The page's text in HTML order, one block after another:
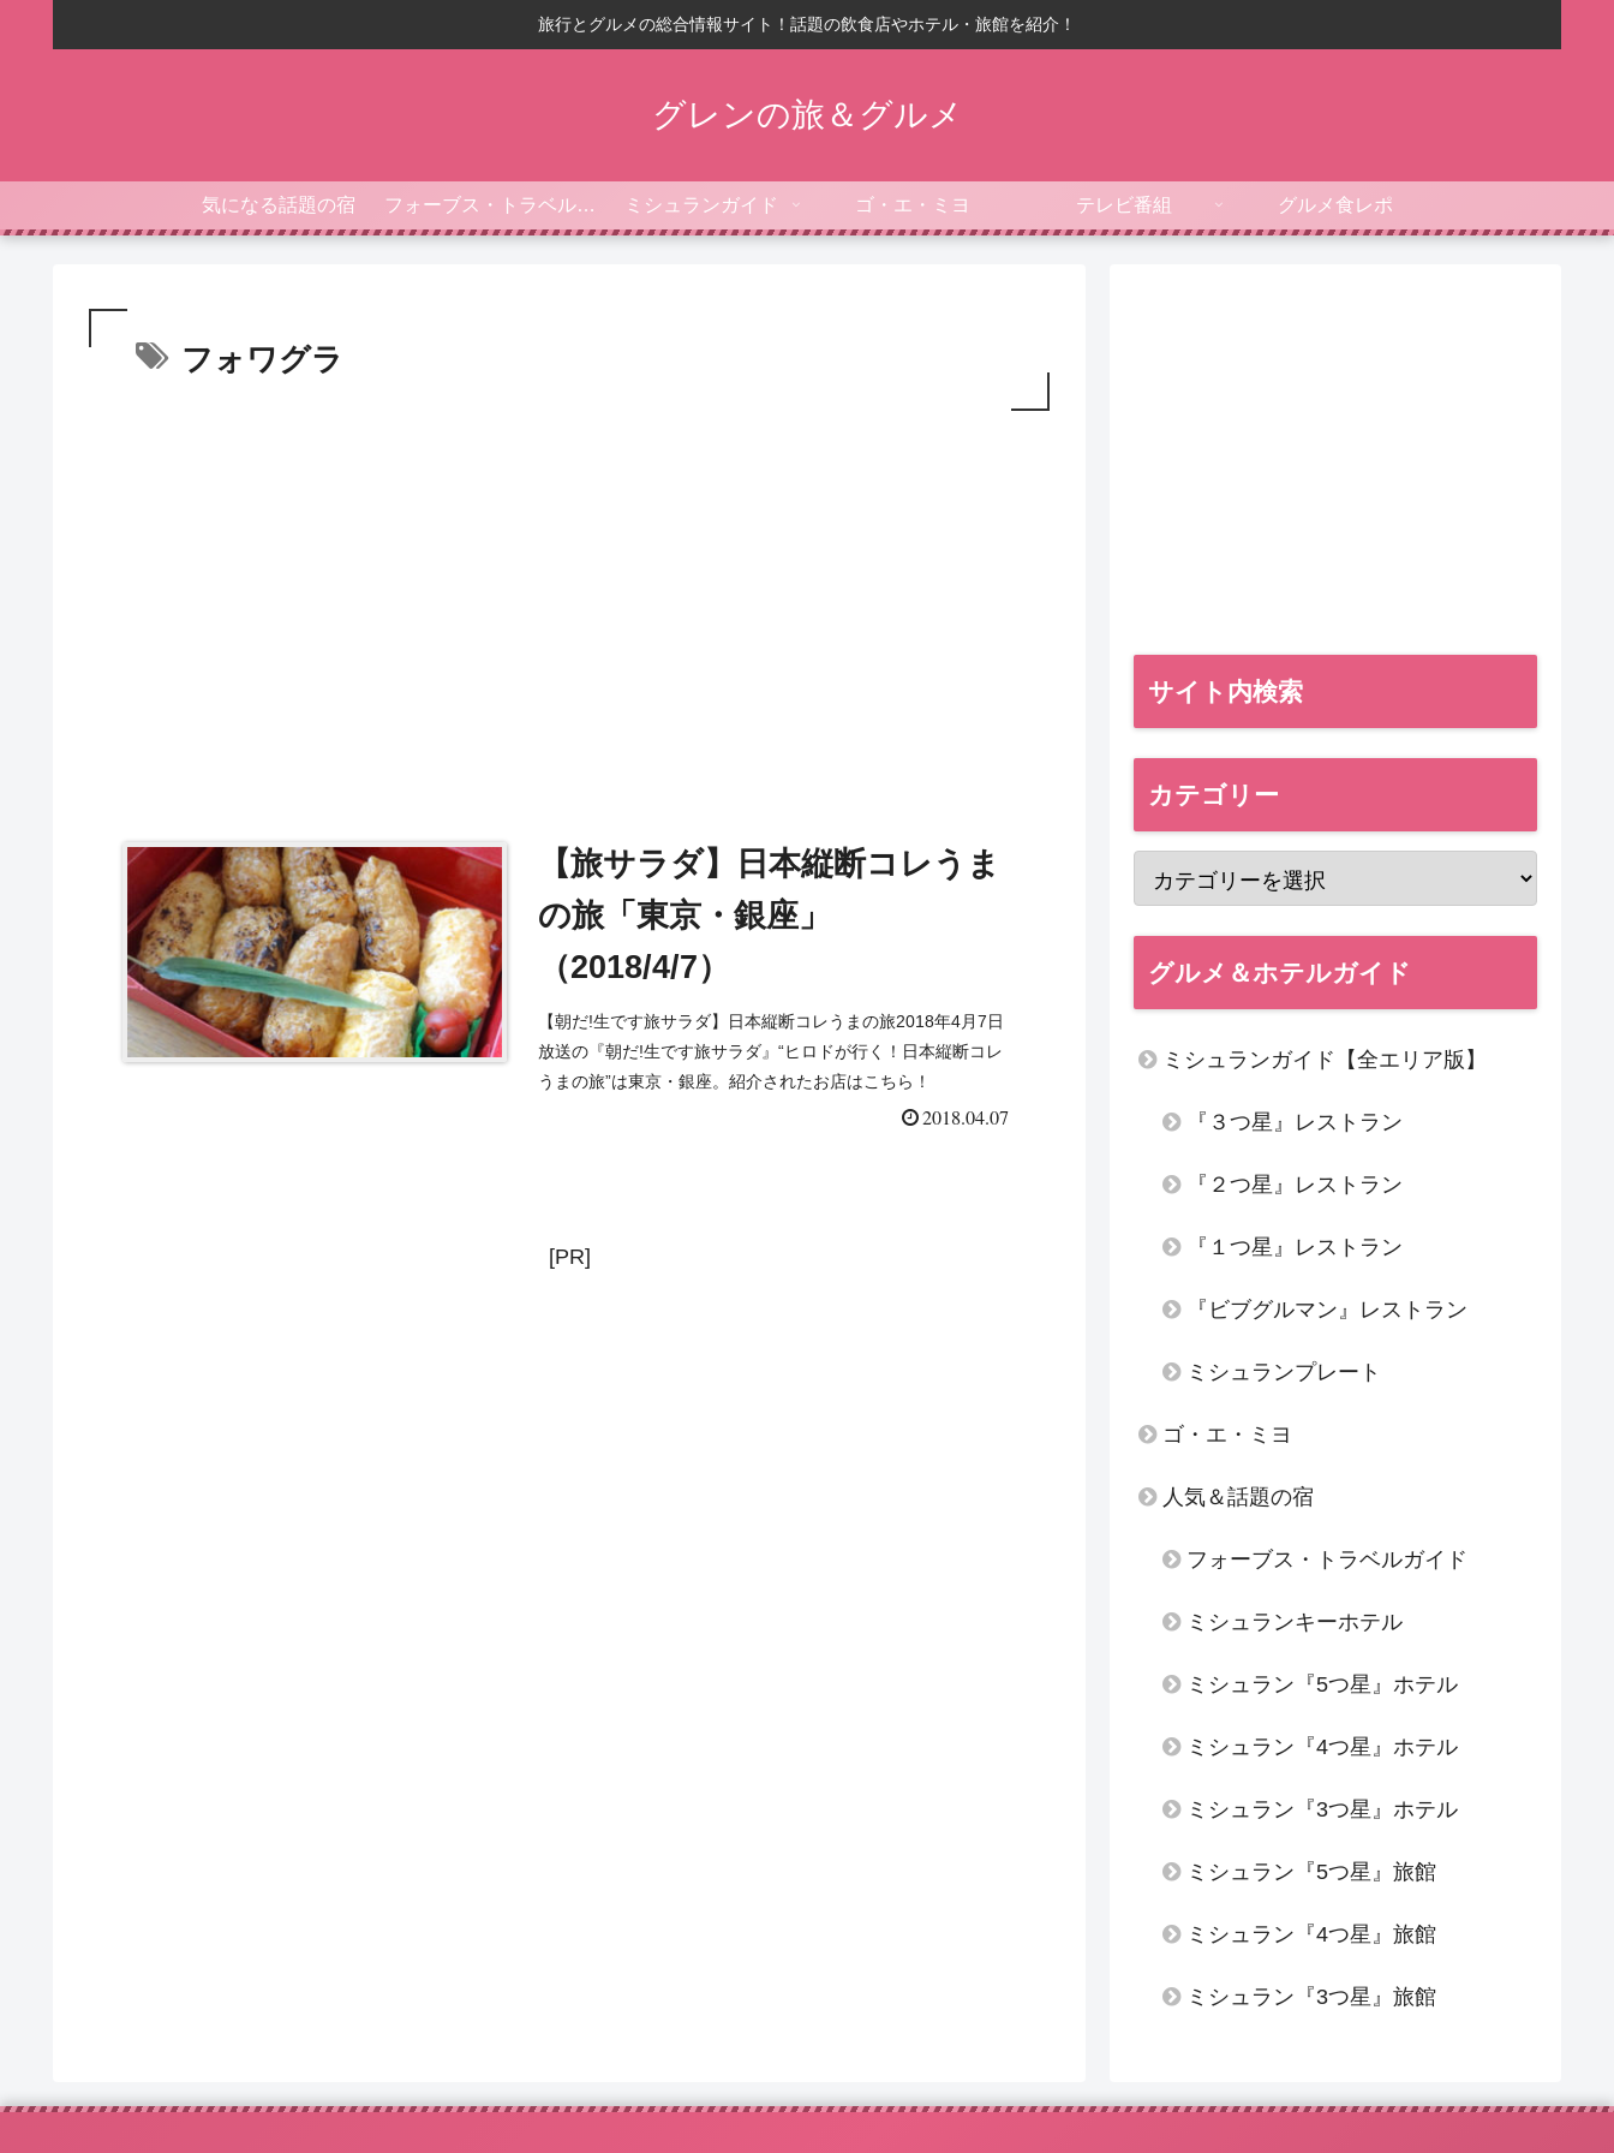
旅行とグルメの総合情報サイト！話題の飲食店やホテル・旅館を紹介！
グレンの旅＆グルメ
気になる話題の宿 フォーブス・トラベルガイド ミシュランガイド ゴ・エ・ミヨ テレビ番組 グルメ食レポ
フォワグラ
【旅サラダ】日本縦断コレうま
の旅「東京・銀座」
（2018/4/7）
【朝だ!生です旅サラダ】日本縦断コレうまの旅2018年4月7日
放送の『朝だ!生です旅サラダ』“ヒロドが行く！日本縦断コレ
うまの旅”は東京・銀座。紹介されたお店はこちら！
2018.04.07
[PR]
サイト内検索
カテゴリー
グルメ＆ホテルガイド
ミシュランガイド【全エリア版】
『３つ星』レストラン
『２つ星』レストラン
『１つ星』レストラン
『ビブグルマン』レストラン
ミシュランプレート
ゴ・エ・ミヨ
人気＆話題の宿
フォーブス・トラベルガイド
ミシュランキーホテル
ミシュラン『5つ星』ホテル
ミシュラン『4つ星』ホテル
ミシュラン『3つ星』ホテル
ミシュラン『5つ星』旅館
ミシュラン『4つ星』旅館
ミシュラン『3つ星』旅館